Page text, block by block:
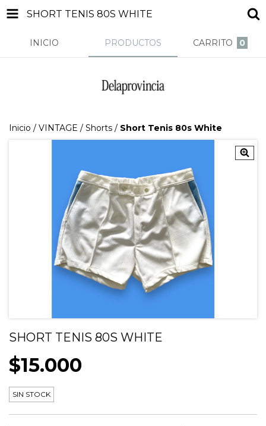
SHORT TENIS 80S WHITE
INICIO PRODUCTOS CARRITO 0
Inicio / VINTAGE / Shorts / Short Tenis 80s White
SHORT TENIS 80S WHITE
$15.000
SIN STOCK